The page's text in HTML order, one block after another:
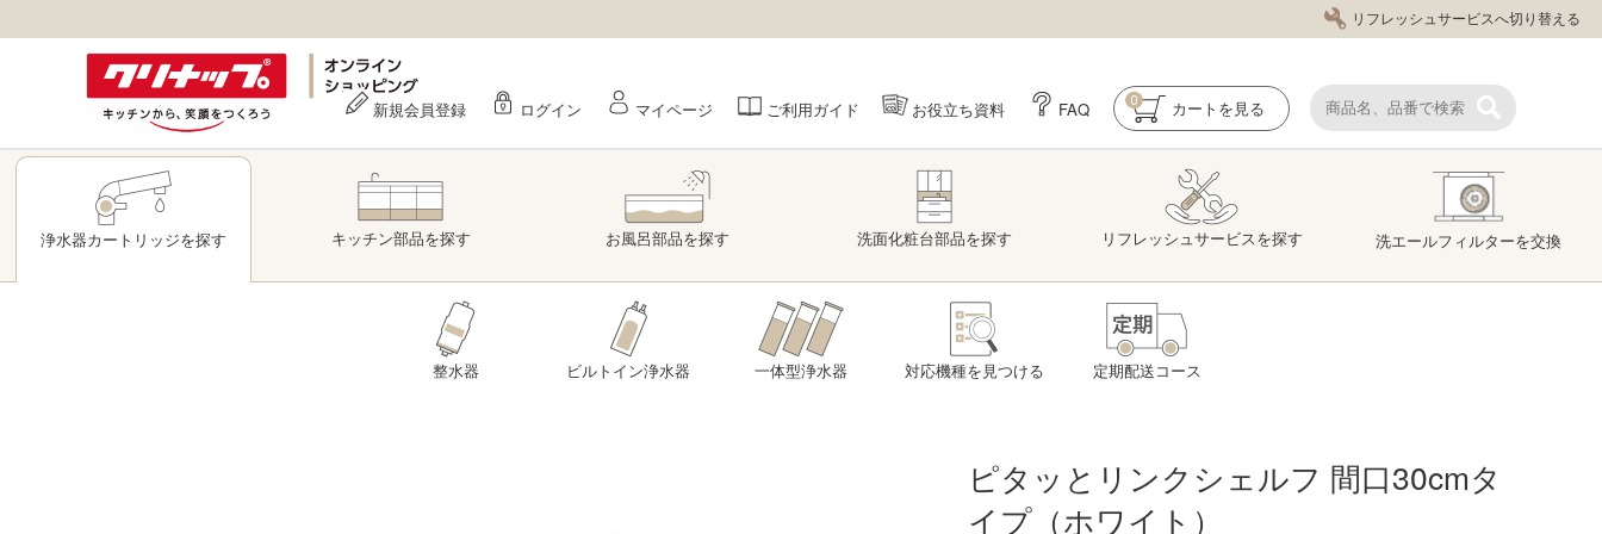
リフレッシュサービスへ切り替える
新規会員登録 ログイン マイページ ご利用ガイド お役立ち資料 FAQ カート を見る
0
浄水器カートリッジを探す キッチン部品を探す お風呂部品を探す 洗面化粧台部品を探す リフレッシュサービスを探す 洗エールフィルターを交換
整水器 ビルトイン浄水器 一体型浄水器 対応機種を見つける 定期配送コース
ピタッとリンクシェルフ 間口30cmタ
イプ（ホワイト）